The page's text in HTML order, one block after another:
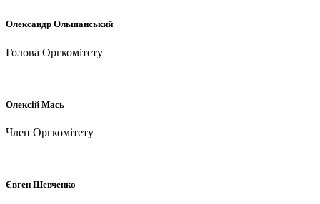
Олександр Ольшанський
Голова Оргкомітету
Олексій Мась
Член Оргкомітету
Євген Шевченко